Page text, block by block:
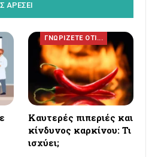
ΑΡΕΣΕΙ
ΓΝΩΡΙΖΕΤΕ ΟΤΙ...
Καυτερές πιπεριές και
κίνδυνος καρκίνου: Τι
ισχύει;